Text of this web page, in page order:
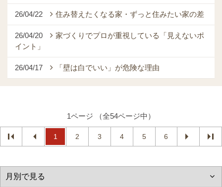
26/04/22 住み替えたくなる家・ずっと住みたい家の差
26/04/20
家づくりでプロが重視している「見えないポ
イント」
26/04/17 「壁は白でいい」が危険な理由
1ページ （全54ページ中）
1 2 3 4 5 6